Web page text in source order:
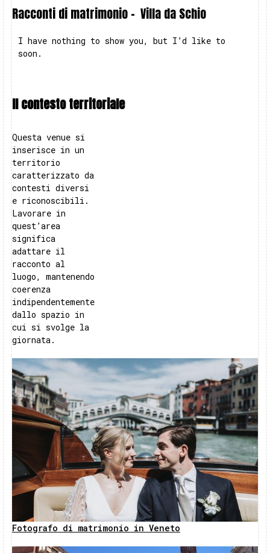
Racconti di matrimonio - Villa da Schio
I have nothing to show you, but I’d like to
soon.
Il contesto territoriale
Questa venue si
inserisce in un
territorio
caratterizzato da
contesti diversi
e riconoscibili.
Lavorare in
quest’area
significa
adattare il
racconto al
luogo, mantenendo
coerenza
indipendentemente
dallo spazio in
cui si svolge la
giornata.
Fotografo di matrimonio in Veneto